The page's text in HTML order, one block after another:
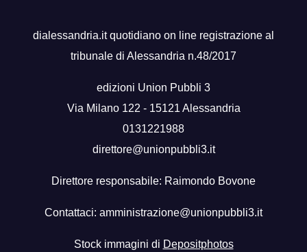
dialessandria.it quotidiano on line registrazione al
tribunale di Alessandria n.48/2017
edizioni Union Pubbli 3
Via Milano 122 - 15121 Alessandria
0131221988
direttore@unionpubbli3.it
Direttore responsabile: Raimondo Bovone
Contattaci: amministrazione@unionpubbli3.it
Stock immagini di Depositphotos